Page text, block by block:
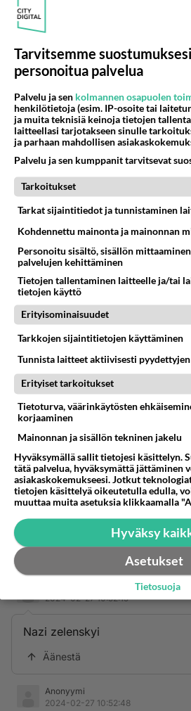
totuuden. Trollasitko turhaan?
Anonyymi
2024-02-27 12:30:53
Mihin he sitten muka tarvitsee
miehistövahvistuksia
joukkoja josta ilmeisesti
ehdoteltu?
Äänestä
KGB
Anonyymikirjoitti:
Mihin he sitten muka tarvitsee
miehistövahvistuksia länsimaista
josta ilmeisesti Ranskassa jo oli
Eipä Igor sen jälkeen lentäisi
länsipuolella.
Äänestä
2024-02-27 10:45:30
Taas Venäjän trollit ovat täsdä
Niin pahoja valehtelijoita ei
venäläiset tiedottajat.
2024-02-27 10:52:15
Nazi zelenskyi
Äänestä
Anonyymi
2024-02-27 10:52:48
Tarvitsemme
personoitua palvelua
Palvelu ja sen kolmannen osapuolen
henkilötietoja (esim. IP-osoite tai
ja muita teknisiä keinoja tietojen
laitteellasi tarjotakseen sinulle
ja parhaan mahdollisen
Palvelu ja sen kumppanit tarvitsevat
Tarkoitukset
Tarkat sijaintitiedot ja tunnistaminen
Kohdennettu mainonta ja mainonnan
Personoitu sisältö, sisällön
palvelujen kehittäminen
Tietojen tallentaminen laitteelle ja/tai
tietojen käyttö
Erityisominaisuudet
Tarkkojen sijaintitietojen käyttäminen
Tunnista laitteet aktiivisesti
Erityiset tarkoitukset
Tietoturva, väärinkäytösten
korjaaminen
Mainonnan ja sisällön tekninen jakelu
Hyväksymällä sallit tietojesi käsittelyn.
tätä palvelua, hyväksymättä jättäminen
asiakaskokemukseesi. Jotkut
tietojen käsittelyä oikeutetulla edulla,
muuttaa muita asetuksia klikkaamalla
Hyväksy
Asetukset
Tietosuoja